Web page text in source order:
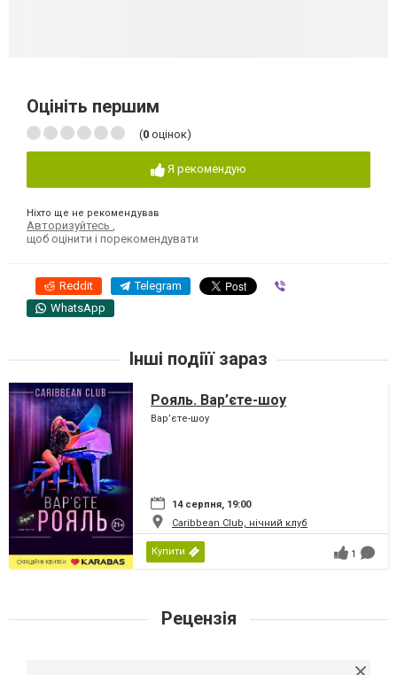
Оцініть першим
(0 оцінок)
Я рекомендую
Ніхто ще не рекомендував
Авторизуйтесь
щоб оцінити і порекомендувати
Reddit Telegram
WhatsApp
Інші подіїї зараз
Рояль. Вар’єте-шоу
Вар’єте-шоу
14 серпня, 19:00
Caribbean Club, нічний клуб
Купити 1
Рецензія